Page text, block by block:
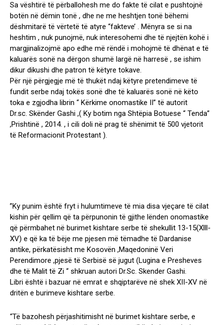
Sa vështirë të përballohesh me do fakte të cilat e pushtojnë
botën në dëmin tonë , dhe ne me heshtjen tonë bëhemi
dëshmitarë të vërtetë të atyre “fakteve’ . Mënyra se si na
heshtim , nuk punojmë, nuk interesohemi dhe të njejtën kohë i
margjinalizojmë apo edhe më rëndë i mohojmë të dhënat e të
kaluarës sonë na dërgon shumë largë në harresë , se ishim
dikur dikushi dhe patron të këtyre tokave.
Për një përgjegje më të thukët ndaj këtyre pretendimeve të
fundit serbe ndaj tokës sonë dhe të kaluarës sonë në këto
toka e zgjodha librin “ Kërkime onomastike II” të autorit
Dr.sc. Skënder Gashi ,( Ky botim nga Shtëpia Botuese “ Tenda”
,Prishtinë , 2014. , i cili doli në prag të shënimit të 500 vjetorit
të Reformacionit Protestant ).
”Ky punim është fryt i hulumtimeve të mia disa vjeçare të cilat
kishin për qellim që ta përpunonin të gjithe lënden onomastike
që përmbahet në burimet kishtare serbe të shekullit 13-15(Xlll-
XV) e që ka të bëje me pjesen më tëmadhe të Dardanise
antike, përkatësisht me Kosovën ,Maqedoninë Veri
Perendimore ,pjesë të Serbisë së jugut (Lugina e Presheves
dhe të Malit të Zi “ shkruan autori Dr.Sc. Skender Gashi.
Libri është i bazuar në emrat e shqiptarëve në shek XII-XV në
dritën e burimeve kishtare serbe.
“Të bazohesh përjashitimisht në burimet kishtare serbe, e